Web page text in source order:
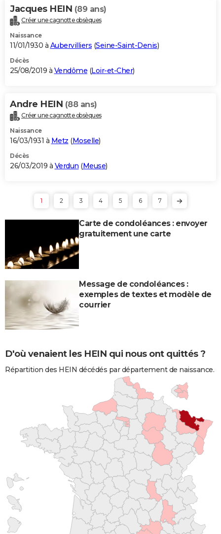
Jacques HEIN (89 ans)
Créer une cagnotte obsèques
Naissance
11/01/1930 à Aubervilliers (Seine-Saint-Denis)
Décès
25/08/2019 à Vendôme (Loir-et-Cher)
Andre HEIN (88 ans)
Créer une cagnotte obsèques
Naissance
16/03/1931 à Metz (Moselle)
Décès
26/03/2019 à Verdun (Meuse)
1 2 3 4 5 6 7
Carte de condoléances : envoyer
gratuitement une carte
Message de condoléances :
exemples de textes et modèle de
courrier
D'où venaient les HEIN qui nous ont quittés ?
Répartition des HEIN décédés par département de naissance.